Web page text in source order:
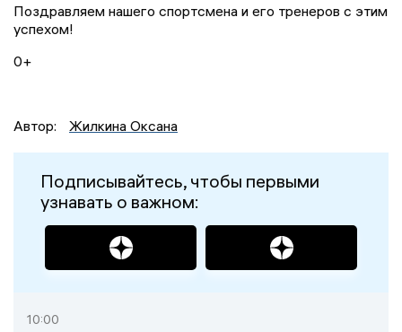
Поздравляем нашего спортсмена и его тренеров с этим
успехом!
0+
Автор: Жилкина Оксана
Подписывайтесь, чтобы первыми
узнавать о важном:
10:00